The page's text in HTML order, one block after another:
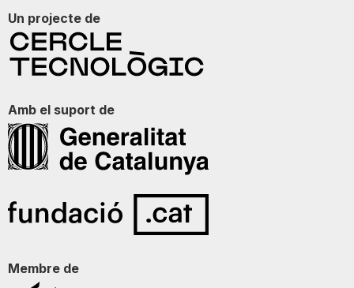
Un projecte de
Amb el suport de
Membre de